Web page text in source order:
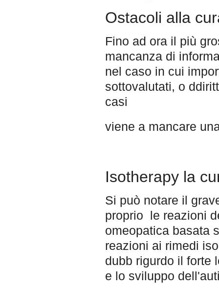
Ostacoli alla
Fino ad ora il più
mancanza di
nel caso in cui
sottovalutati, o
casi
viene a mancare
Isotherapy la
Si può notare il
proprio le reazioni
omeopatica basata
reazioni ai rimedi
dubb rigurdo il forte
e lo sviluppo